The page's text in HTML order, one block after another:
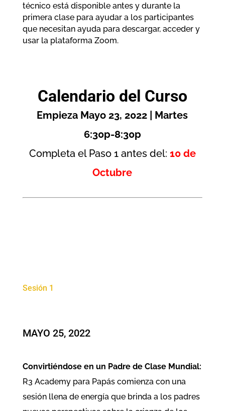
técnico está disponible antes y durante la
primera clase para ayudar a los participantes
que necesitan ayuda para descargar, acceder y
usar la plataforma Zoom.
Calendario del Curso
Empieza Mayo 23, 2022 | Martes
6:30p-8:30p
Completa el Paso 1 antes del: 10 de
Octubre
Sesión 1
MAYO 25, 2022
Convirtiéndose en un Padre de Clase Mundial:
R3 Academy para Papás comienza con una
sesión llena de energía que brinda a los padres